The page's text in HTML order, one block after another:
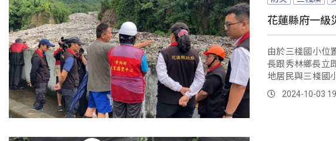
花蓮縣府一級
由於三棧國小位
長跟秀林鄉長立
地居民與三棧國
保三棧溪附近居
2024-10-03